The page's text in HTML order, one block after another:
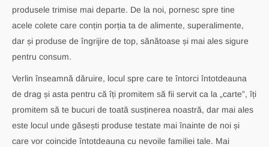
produsele trimise mai departe. De la noi, pornesc spre tine
acele colete care conțin porția ta de alimente, superalimente,
dar și produse de îngrijire de top, sănătoase și mai ales sigure
pentru consum.
Verlin înseamnă dăruire, locul spre care te întorci întotdeauna
de drag și asta pentru că îți promitem să fii servit ca la „carte”, îți
promitem să te bucuri de toată susținerea noastră, dar mai ales
este locul unde găsești produse testate mai înainte de noi și
care vor coincide întotdeauna cu nevoile familiei tale. Mai